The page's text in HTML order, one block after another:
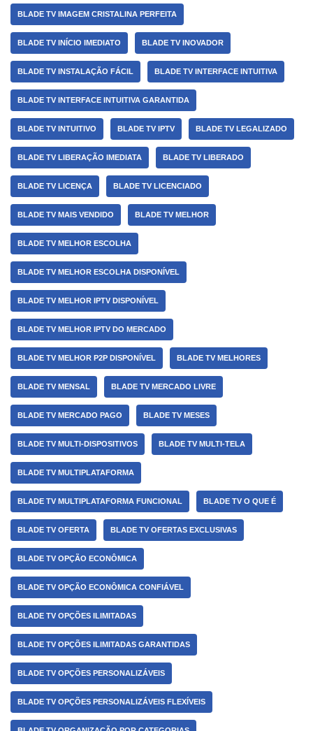
BLADE TV IMAGEM CRISTALINA PERFEITA
BLADE TV INÍCIO IMEDIATO BLADE TV INOVADOR
BLADE TV INSTALAÇÃO FÁCIL BLADE TV INTERFACE INTUITIVA
BLADE TV INTERFACE INTUITIVA GARANTIDA
BLADE TV INTUITIVO BLADE TV IPTV BLADE TV LEGALIZADO
BLADE TV LIBERAÇÃO IMEDIATA BLADE TV LIBERADO
BLADE TV LICENÇA BLADE TV LICENCIADO
BLADE TV MAIS VENDIDO BLADE TV MELHOR
BLADE TV MELHOR ESCOLHA
BLADE TV MELHOR ESCOLHA DISPONÍVEL
BLADE TV MELHOR IPTV DISPONÍVEL
BLADE TV MELHOR IPTV DO MERCADO
BLADE TV MELHOR P2P DISPONÍVEL BLADE TV MELHORES
BLADE TV MENSAL BLADE TV MERCADO LIVRE
BLADE TV MERCADO PAGO BLADE TV MESES
BLADE TV MULTI-DISPOSITIVOS BLADE TV MULTI-TELA
BLADE TV MULTIPLATAFORMA
BLADE TV MULTIPLATAFORMA FUNCIONAL BLADE TV O QUE É
BLADE TV OFERTA BLADE TV OFERTAS EXCLUSIVAS
BLADE TV OPÇÃO ECONÔMICA
BLADE TV OPÇÃO ECONÔMICA CONFIÁVEL
BLADE TV OPÇÕES ILIMITADAS
BLADE TV OPÇÕES ILIMITADAS GARANTIDAS
BLADE TV OPÇÕES PERSONALIZÁVEIS
BLADE TV OPÇÕES PERSONALIZÁVEIS FLEXÍVEIS